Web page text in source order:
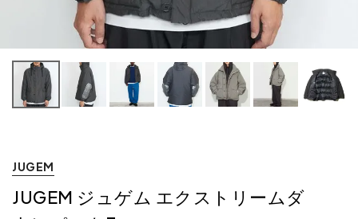
JUGEM
JUGEM ジュゲム エクストリームダ